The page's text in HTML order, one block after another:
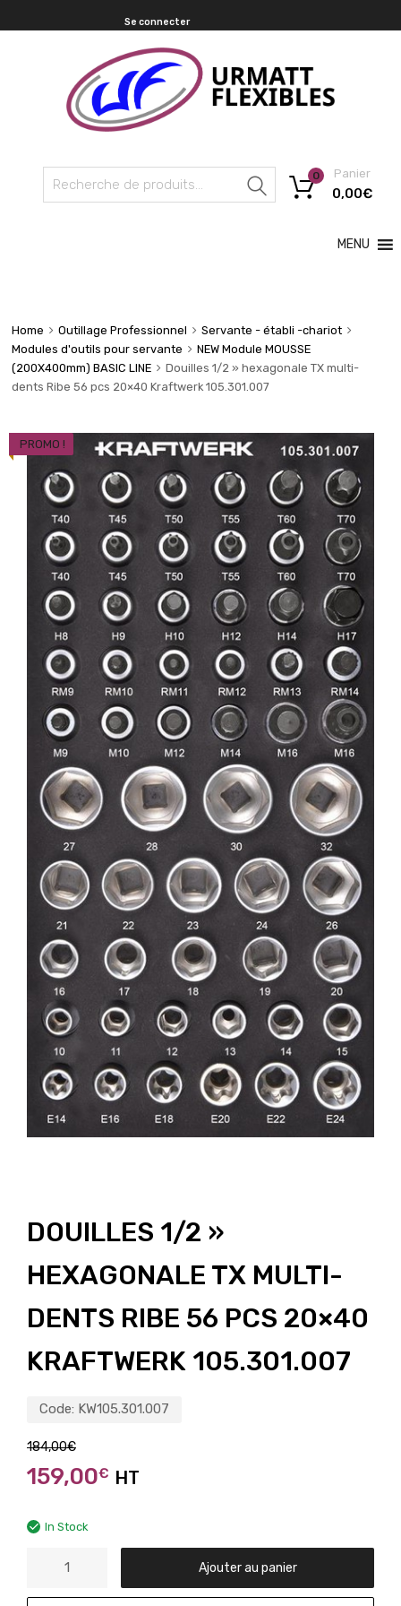
Se connecter
Recherche
Panier
0,00€
0
MENU
Home Outillage Professionnel
Servante - établi -chariot
Modules d'outils pour servante
NEW Module MOUSSE
(200X400mm) BASIC LINE
Douilles 1/2 » hexagonale TX multi-
dents Ribe 56 pcs 20×40 Kraftwerk 105.301.007
PROMO !
DOUILLES 1/2 »
HEXAGONALE TX MULTI-
DENTS RIBE 56 PCS 20×40
KRAFTWERK 105.301.007
Code: KW105.301.007
184,00€
159,00€ HT
In Stock
Ajouter au panier